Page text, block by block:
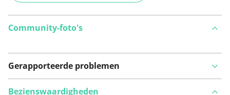
Community-foto's
Gerapporteerde problemen
Bezienswaardigheden